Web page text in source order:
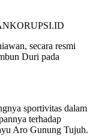
secara resmi
Duri pada
sportivitas dalam
terhadap
Aro Gunung Tujuh.